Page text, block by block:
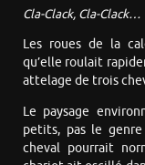
Cla-Clack, Cla-Clack…
Les roues de la
qu’elle roulait
attelage de trois
Le paysage
petits, pas le
cheval pourrait